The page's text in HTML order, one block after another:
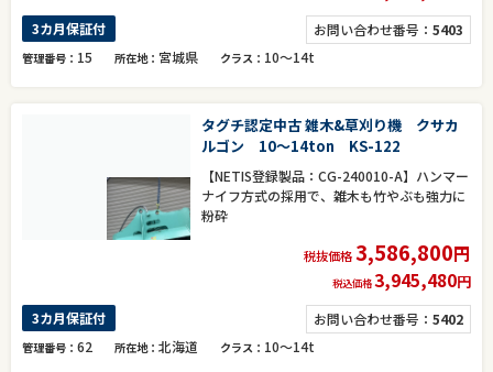
お問い合わせ番号： 5403
3カ月保証付
管理番号 15 所在地 宮城県 クラス 10～14t
タグチ認定中古 雑木&草刈り機 クサカ
ルゴン 10～14ton KS-122
【NETIS登録製品：CG-240010-A】ハンマー
ナイフ方式の採用で、雑木も竹やぶも強力に
粉砕
税抜価格3,586,800円
税込価格3,945,480円
お問い合わせ番号： 5402
3カ月保証付
管理番号 62 所在地 北海道 クラス 10～14t